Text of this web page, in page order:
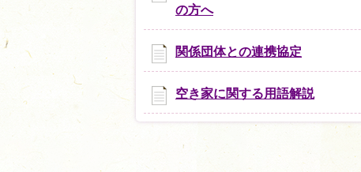
の方へ
関係団体との連携協定
空き家に関する用語解説